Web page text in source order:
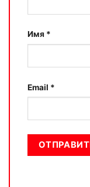
Имя *
Email *